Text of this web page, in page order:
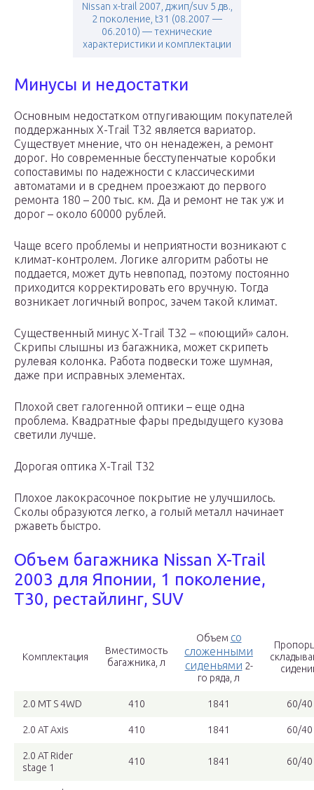
Nissan x-trail 2007, джип/suv 5 дв.,
2 поколение, t31 (08.2007 —
06.2010) — технические
характеристики и комплектации
Минусы и недостатки
Основным недостатком отпугивающим покупателей
поддержанных X-Trail T32 является вариатор.
Существует мнение, что он ненадежен, а ремонт
дорог. Но современные бесступенчатые коробки
сопоставимы по надежности с классическими
автоматами и в среднем проезжают до первого
ремонта 180 – 200 тыс. км. Да и ремонт не так уж и
дорог – около 60000 рублей.
Чаще всего проблемы и неприятности возникают с
климат-контролем. Логике алгоритм работы не
поддается, может дуть невпопад, поэтому постоянно
приходится корректировать его вручную. Тогда
возникает логичный вопрос, зачем такой климат.
Существенный минус X-Trail T32 – «поющий» салон.
Скрипы слышны из багажника, может скрипеть
рулевая колонка. Работа подвески тоже шумная,
даже при исправных элементах.
Плохой свет галогенной оптики – еще одна
проблема. Квадратные фары предыдущего кузова
светили лучше.
Дорогая оптика X-Trail T32
Плохое лакокрасочное покрытие не улучшилось.
Сколы образуются легко, а голый металл начинает
ржаветь быстро.
Объем багажника Nissan X-Trail
2003 для Японии, 1 поколение,
T30, рестайлинг, SUV
Комплектация
Вместимость
багажника, л
Объем со
сложенными
сиденьями 2-
го ряда, л
2.0 MT S 4WD 410 1841 60/40
2.0 AT Axis 410 1841 60/40
2.0 AT Rider
stage 1
410 1841 60/40